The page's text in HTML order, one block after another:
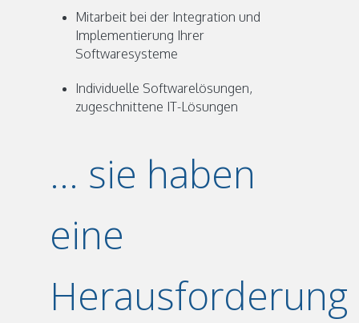
Mitarbeit bei der Integration und
Implementierung Ihrer
Softwaresysteme
Individuelle Softwarelösungen,
zugeschnittene IT-Lösungen
... sie haben
eine
Herausforderung